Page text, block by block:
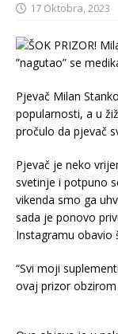
17 Oktobra, 2023
Pjevač Milan
popularnosti, a u
pročulo da pjevač
Pjevač je neko
svetinje i potpuno
vikenda smo ga
sada je ponovo
Instagramu obavio
“Svi moji
ovaj prizor